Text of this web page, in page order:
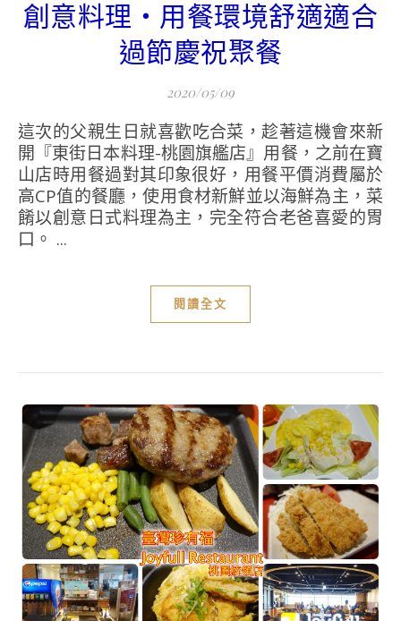
創意料理‧用餐環境舒適適合
過節慶祝聚餐
2020/05/09
這次的父親生日就喜歡吃合菜，趁著這機會來新
開『東街日本料理-桃園旗艦店』用餐，之前在寶
山店時用餐過對其印象很好，用餐平價消費屬於
高CP值的餐廳，使用食材新鮮並以海鮮為主，菜
餚以創意日式料理為主，完全符合老爸喜愛的胃
口。 ...
閱讀全文